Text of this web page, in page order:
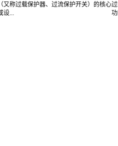
又称过载保护器、过流保护开关）的核心
...